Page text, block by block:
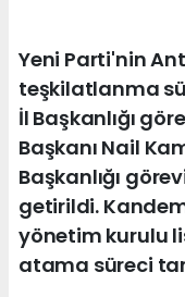
Yeni Parti'nin
teşkilatlanma
İl Başkanlığı
Başkanı Nail
Başkanlığı
getirildi.
yönetim kurulu
atama süreci